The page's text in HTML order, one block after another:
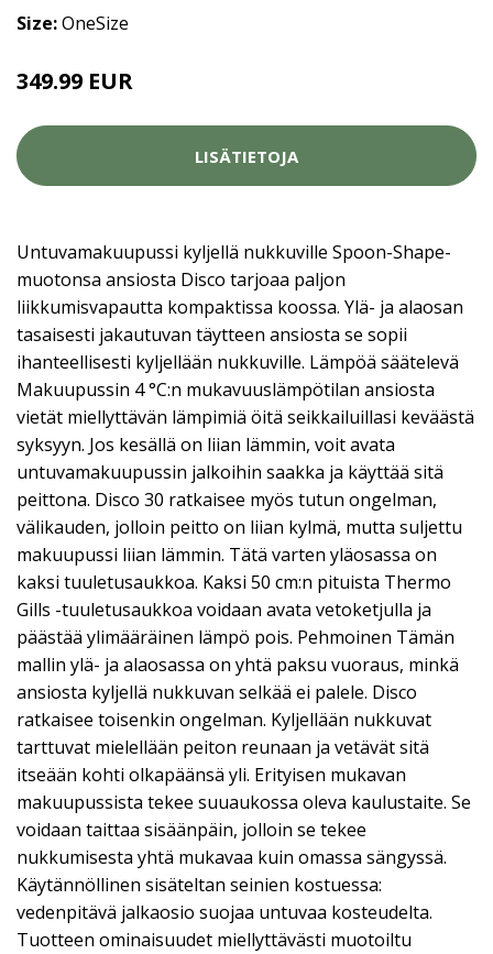
Size:OneSize
349.99 EUR
LISÄTIETOJA
Untuvamakuupussi kyljellä nukkuville Spoon-Shape-
muotonsa ansiosta Disco tarjoaa paljon
liikkumisvapautta kompaktissa koossa. Ylä- ja alaosan
tasaisesti jakautuvan täytteen ansiosta se sopii
ihanteellisesti kyljellään nukkuville. Lämpöä säätelevä
Makuupussin 4 °C:n mukavuuslämpötilan ansiosta
vietät miellyttävän lämpimiä öitä seikkailuillasi keväästä
syksyyn. Jos kesällä on liian lämmin, voit avata
untuvamakuupussin jalkoihin saakka ja käyttää sitä
peittona. Disco 30 ratkaisee myös tutun ongelman,
välikauden, jolloin peitto on liian kylmä, mutta suljettu
makuupussi liian lämmin. Tätä varten yläosassa on
kaksi tuuletusaukkoa. Kaksi 50 cm:n pituista Thermo
Gills -tuuletusaukkoa voidaan avata vetoketjulla ja
päästää ylimääräinen lämpö pois. Pehmoinen Tämän
mallin ylä- ja alaosassa on yhtä paksu vuoraus, minkä
ansiosta kyljellä nukkuvan selkää ei palele. Disco
ratkaisee toisenkin ongelman. Kyljellään nukkuvat
tarttuvat mielellään peiton reunaan ja vetävät sitä
itseään kohti olkapäänsä yli. Erityisen mukavan
makuupussista tekee suuaukossa oleva kaulustaite. Se
voidaan taittaa sisäänpäin, jolloin se tekee
nukkumisesta yhtä mukavaa kuin omassa sängyssä.
Käytännöllinen sisäteltan seinien kostuessa:
vedenpitävä jalkaosio suojaa untuvaa kosteudelta.
Tuotteen ominaisuudet miellyttävästi muotoiltu